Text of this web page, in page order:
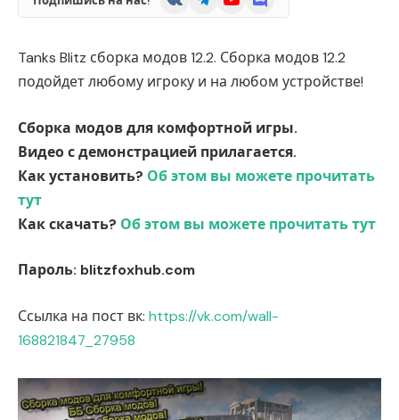
Tanks Blitz сборка модов 12.2. Сборка модов 12.2
подойдет любому игроку и на любом устройстве!
Сборка модов для комфортной игры.
Видео с демонстрацией прилагается.
Как установить? Об этом вы можете прочитать
тут
Как скачать? Об этом вы можете прочитать тут
Пароль: blitzfoxhub.com
Ссылка на пост вк: https://vk.com/wall-
168821847_27958